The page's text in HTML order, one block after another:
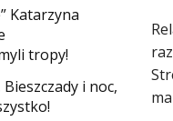
Katarzyna
tropy!
i noc,